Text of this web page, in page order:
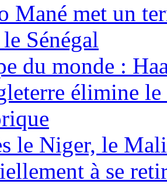
Mané met un
Sénégal
du monde :
élimine
le Niger, le
à se